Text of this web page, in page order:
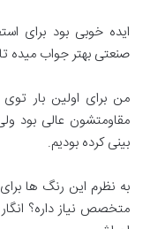
ایده خوبی بود برای
صنعتی بهتر جواب میده
من برای اولین بار
مقاومتشون عالی بود
بینی کرده بودیم.
به نظرم این رنگ ها
متخصص نیاز داره؟